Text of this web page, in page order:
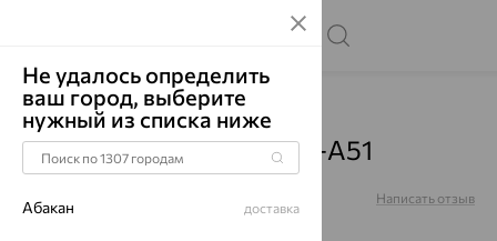
Главная Каталог Цепи
Цепь, золото, ЦН250А2-А51
Написать отзыв
Не удалось определить
ваш город, выберите
нужный из списка ниже
Абакан доставка